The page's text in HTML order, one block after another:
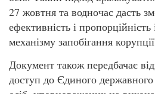
27 жовтня та водночас дасть
ефективність і пропорційність
механізму запобігання
Документ також передбачає
доступ до Єдиного державного